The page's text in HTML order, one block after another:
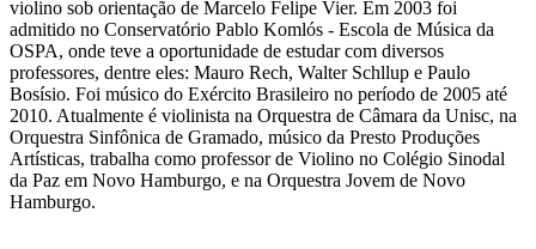
violino sob orientação de Marcelo Felipe Vier. Em 2003 foi
admitido no Conservatório Pablo Komlós - Escola de Música da
OSPA, onde teve a oportunidade de estudar com diversos
professores, dentre eles: Mauro Rech, Walter Schllup e Paulo
Bosísio. Foi músico do Exército Brasileiro no período de 2005 até
2010. Atualmente é violinista na Orquestra de Câmara da Unisc, na
Orquestra Sinfônica de Gramado, músico da Presto Produções
Artísticas, trabalha como professor de Violino no Colégio Sinodal
da Paz em Novo Hamburgo, e na Orquestra Jovem de Novo
Hamburgo.